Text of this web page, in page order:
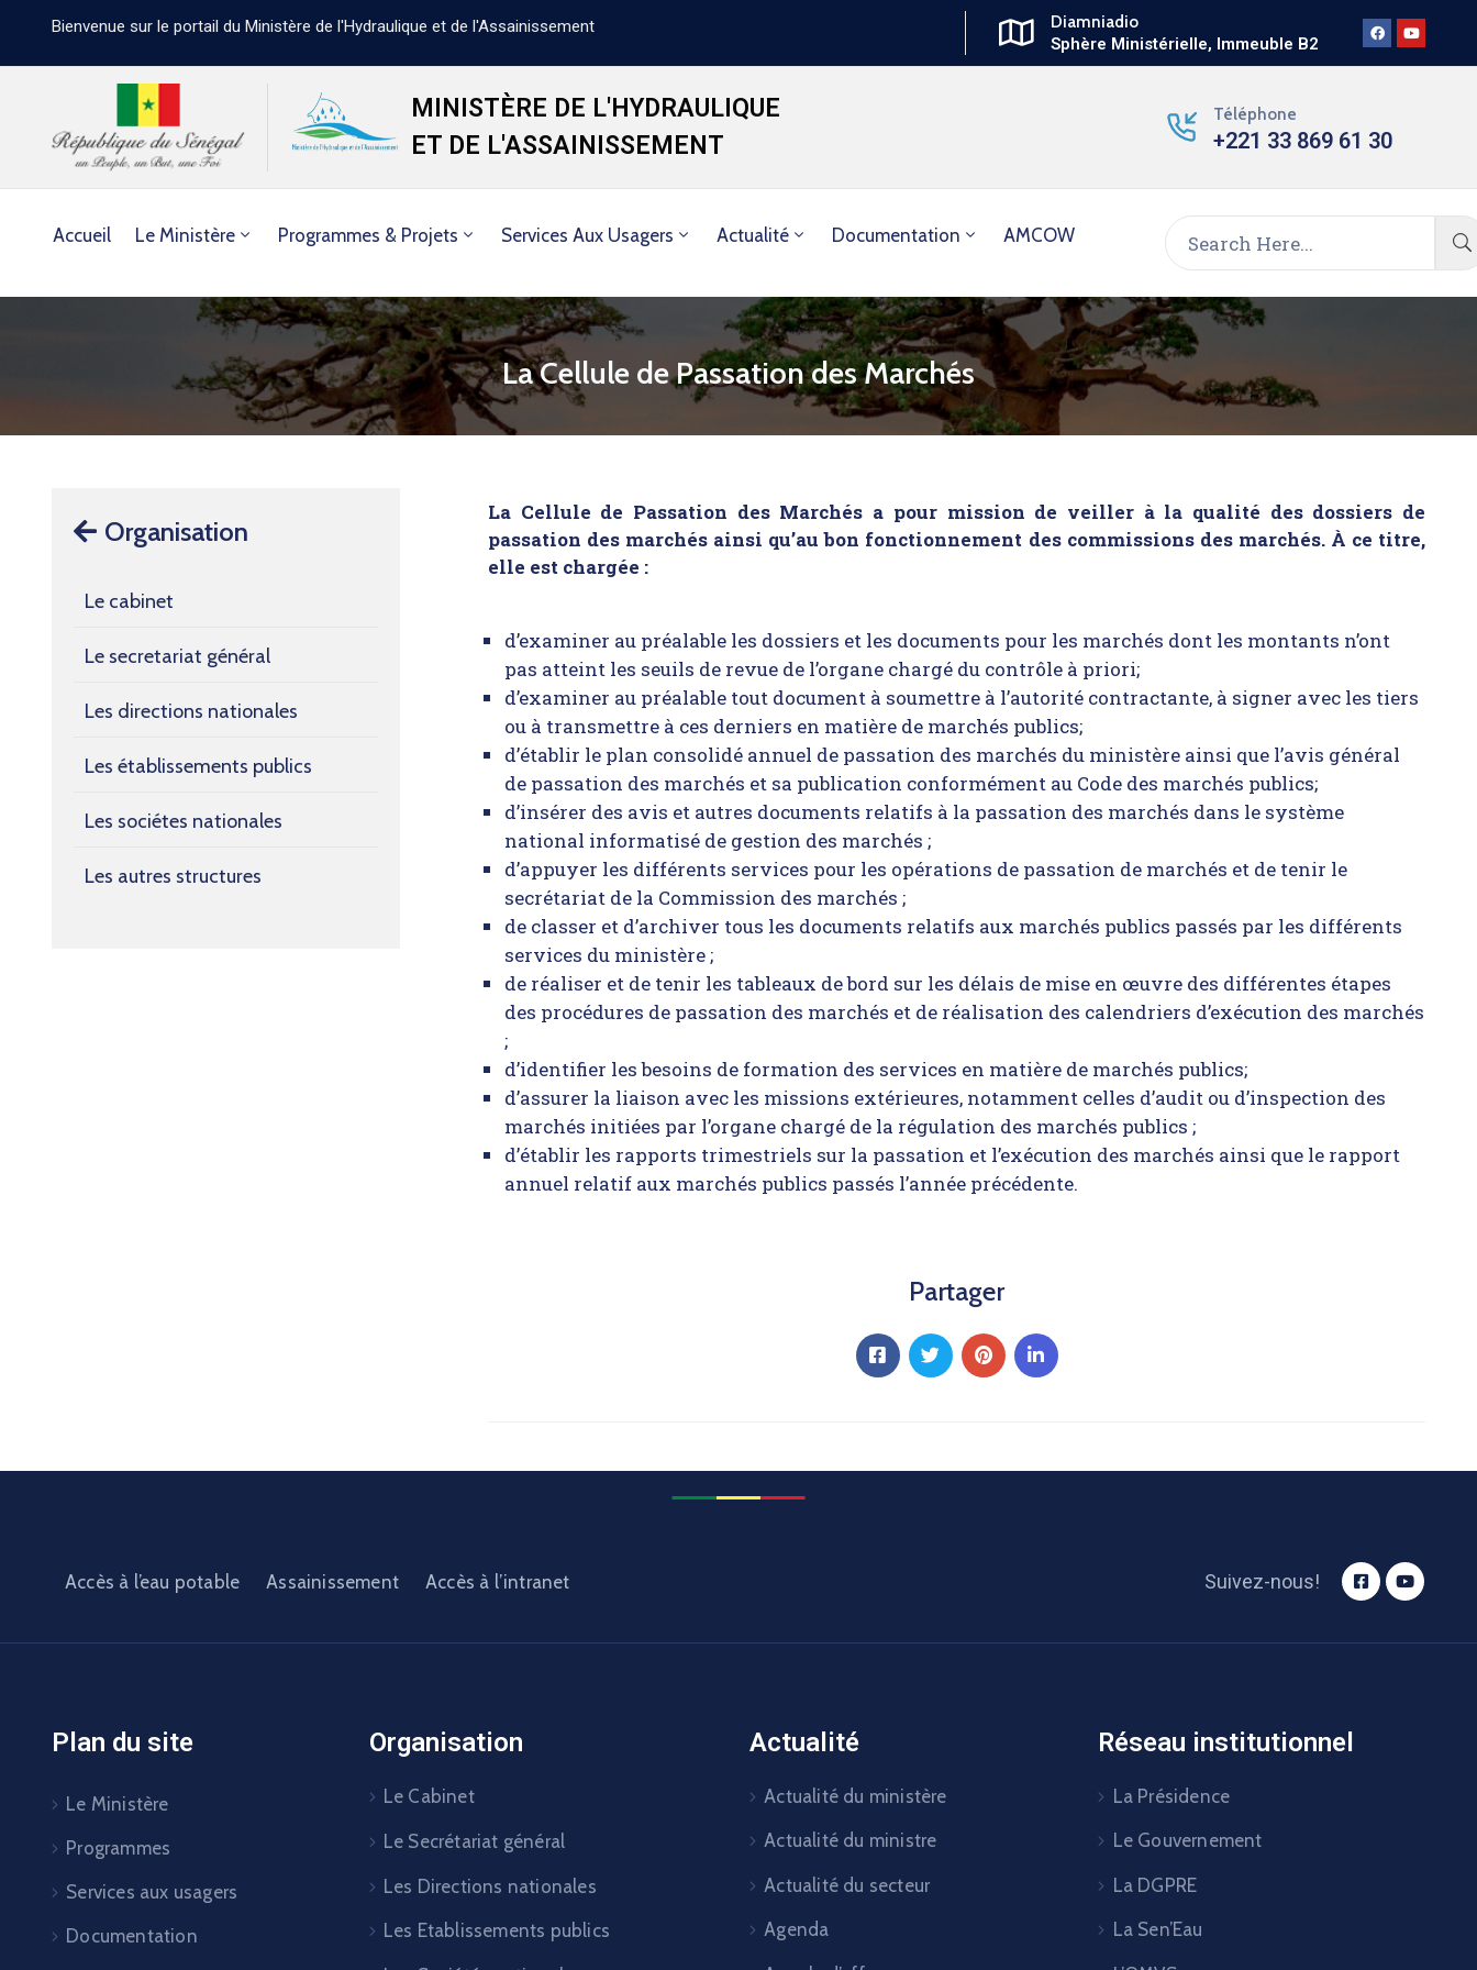
Bienvenue sur le portail du Ministère de l'Hydraulique et de l'Assainissement
Diamniadio
Sphère Ministérielle, Immeuble B2
MINISTÈRE DE L'HYDRAULIQUE
ET DE L'ASSAINISSEMENT
Téléphone
+221 33 869 61 30
Accueil Le Ministère Programmes & Projets Services Aux Usagers Actualité Documentation AMCOW
La Cellule de Passation des Marchés
Organisation
Le cabinet
Le secretariat général
Les directions nationales
Les établissements publics
Les sociétes nationales
Les autres structures
La Cellule de Passation des Marchés a pour mission de veiller à la qualité des dossiers de
passation des marchés ainsi qu’au bon fonctionnement des commissions des marchés. À ce titre,
elle est chargée :
d’examiner au préalable les dossiers et les documents pour les marchés dont les montants n’ont
pas atteint les seuils de revue de l’organe chargé du contrôle à priori;
d’examiner au préalable tout document à soumettre à l’autorité contractante, à signer avec les tiers
ou à transmettre à ces derniers en matière de marchés publics;
d’établir le plan consolidé annuel de passation des marchés du ministère ainsi que l’avis général
de passation des marchés et sa publication conformément au Code des marchés publics;
d’insérer des avis et autres documents relatifs à la passation des marchés dans le système
national informatisé de gestion des marchés ;
d’appuyer les différents services pour les opérations de passation de marchés et de tenir le
secrétariat de la Commission des marchés ;
de classer et d’archiver tous les documents relatifs aux marchés publics passés par les différents
services du ministère ;
de réaliser et de tenir les tableaux de bord sur les délais de mise en œuvre des différentes étapes
des procédures de passation des marchés et de réalisation des calendriers d’exécution des marchés
;
d’identifier les besoins de formation des services en matière de marchés publics;
d’assurer la liaison avec les missions extérieures, notamment celles d’audit ou d’inspection des
marchés initiées par l’organe chargé de la régulation des marchés publics ;
d’établir les rapports trimestriels sur la passation et l’exécution des marchés ainsi que le rapport
annuel relatif aux marchés publics passés l’année précédente.
Partager
Accès à l’eau potable Assainissement Accès à l’intranet Suivez-nous!
Plan du site
Le Ministère
Programmes
Services aux usagers
Documentation
Organisation
Le Cabinet
Le Secrétariat général
Les Directions nationales
Les Etablissements publics
Actualité
Actualité du ministère
Actualité du ministre
Actualité du secteur
Agenda
Réseau institutionnel
La Présidence
Le Gouvernement
La DGPRE
La Sen’Eau